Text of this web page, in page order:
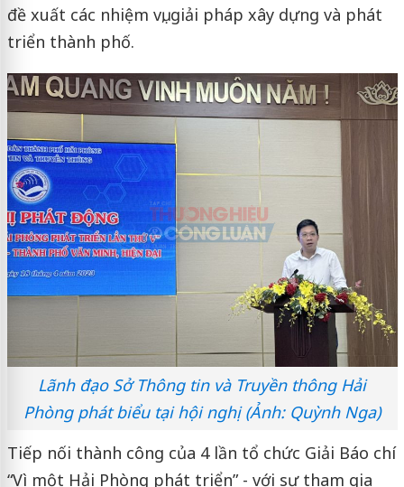
đề xuất các nhiệm vụ, giải pháp xây dựng và phát
triển thành phố.
Lãnh đạo Sở Thông tin và Truyền thông Hải
Phòng phát biểu tại hội nghị (Ảnh: Quỳnh Nga)
Tiếp nối thành công của 4 lần tổ chức Giải Báo chí
“Vì một Hải Phòng phát triển” - với sự tham gia